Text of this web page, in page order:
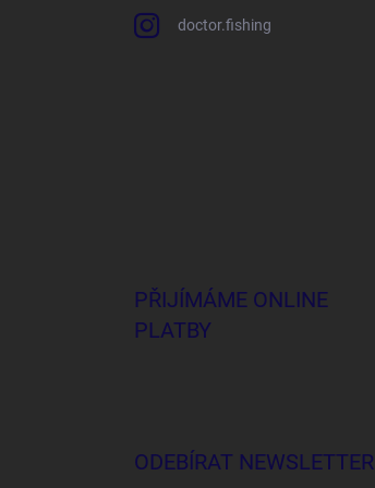
doctor.fishing
PŘIJÍMÁME ONLINE
PLATBY
ODEBÍRAT NEWSLETTER